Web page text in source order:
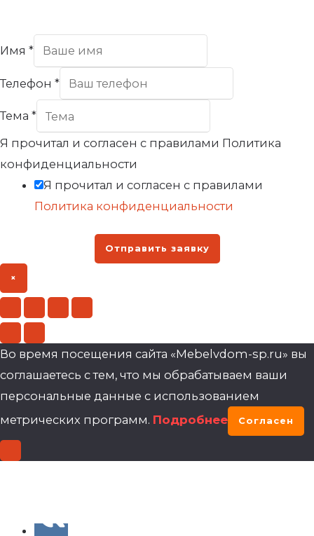
Имя *
Телефон *
Тема *
Я прочитал и согласен с правилами Политика
конфиденциальности
Я прочитал и согласен с правилами
Политика конфиденциальности
Отправить заявку
×
Во время посещения сайта «Mebelvdom-sp.ru» вы
соглашаетесь с тем, что мы обрабатываем ваши
персональные данные с использованием
метрических программ. Подробнее Согласен